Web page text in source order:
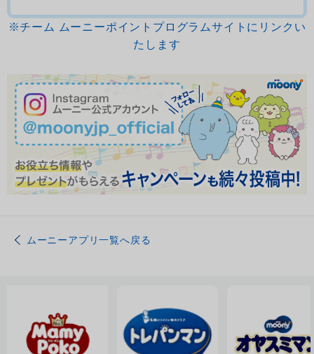
※チーム ムーニーポイントプログラムサイトにリンクい
たします
ムーニーアプリ一覧へ戻る